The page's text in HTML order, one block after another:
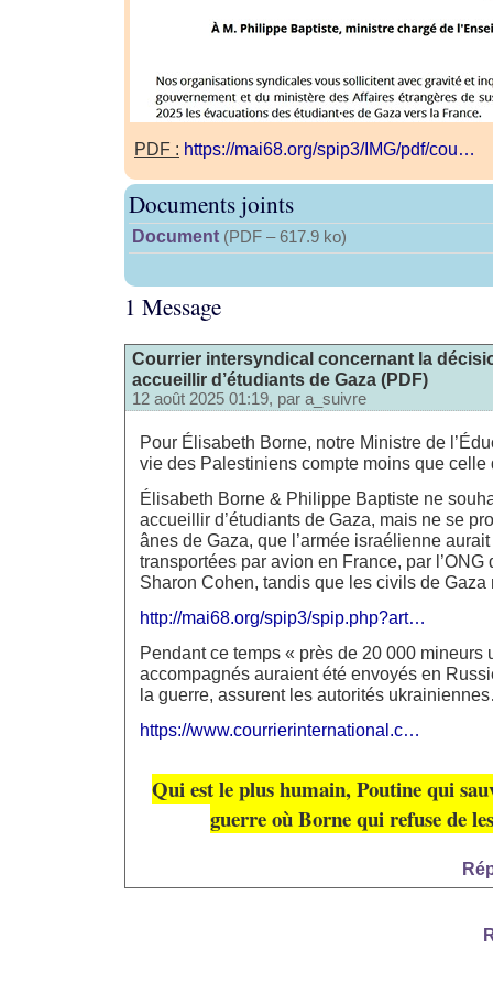
PDF : https://mai68.org/spip3/IMG/pdf/cou…
Documents joints
Document (PDF – 617.9 ko)
1 Message
Courrier intersyndical concernant la
accueillir d’étudiants de Gaza (PDF)
12 août 2025 01:19, par a_suivre
Pour Élisabeth Borne, notre Ministre de
vie des Palestiniens compte moins que celle
Élisabeth Borne & Philippe Baptiste ne
accueillir d’étudiants de Gaza, mais ne se
ânes de Gaza, que l’armée israélienne
transportées par avion en France, par l’ONG
Sharon Cohen, tandis que les civils de Gaza
http://mai68.org/spip3/spip.php?art…
Pendant ce temps « près de 20 000 mineurs
accompagnés auraient été envoyés en
la guerre, assurent les autorités
https://www.courrierinternational.c…
Qui est le plus humain, Poutine qui
guerre où Borne qui refuse de